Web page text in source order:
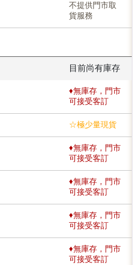
不提供門市取
貨服務
目前尚有庫存
♦無庫存，門市
可接受客訂
☆極少量現貨
♦無庫存，門市
可接受客訂
♦無庫存，門市
可接受客訂
♦無庫存，門市
可接受客訂
♦無庫存，門市
可接受客訂